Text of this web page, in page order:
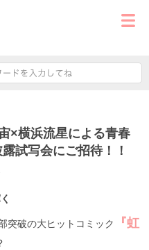
×横浜流星による青春
試写会にご招待！！
突破の大ヒットコミック
『虹